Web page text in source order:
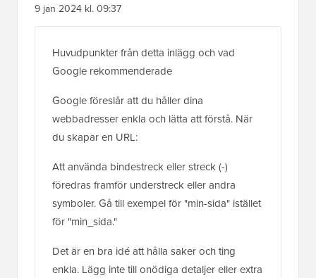
9 jan 2024 kl. 09:37
Huvudpunkter från detta inlägg och vad
Google rekommenderade
Google föreslår att du håller dina
webbadresser enkla och lätta att förstå. När
du skapar en URL:
Att använda bindestreck eller streck (-)
föredras framför understreck eller andra
symboler. Gå till exempel för "min-sida" istället
för "min_sida."
Det är en bra idé att hålla saker och ting
enkla. Lägg inte till onödiga detaljer eller extra